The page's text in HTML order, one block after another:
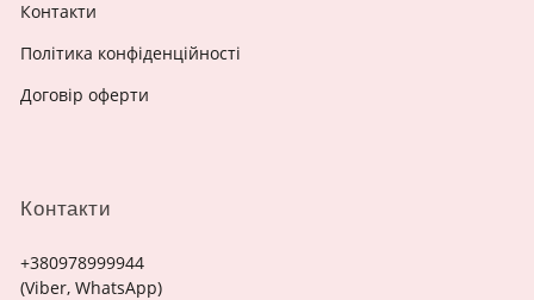
Контакти
+380978999944
(Viber, WhatsApp)
Контакти
Політика конфіденційності
Договір оферти